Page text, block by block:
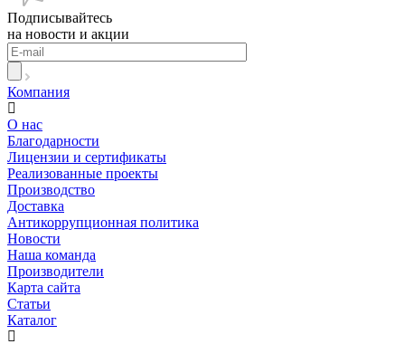
Подписывайтесь
на новости и акции
Компания
О нас
Благодарности
Лицензии и сертификаты
Реализованные проекты
Производство
Доставка
Антикоррупционная политика
Новости
Наша команда
Производители
Карта сайта
Статьи
Каталог